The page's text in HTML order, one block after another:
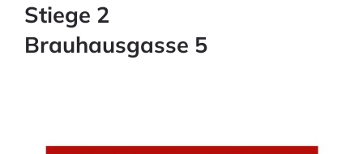
Stiege 2
Brauhausgasse 5